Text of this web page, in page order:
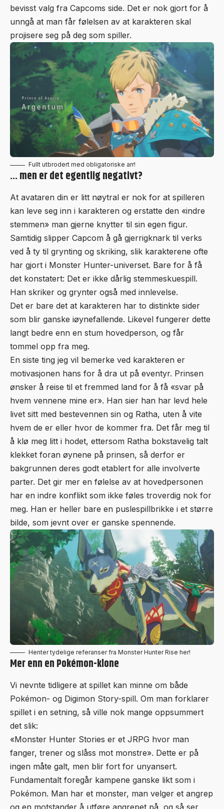
bevisst valg fra Capcoms side. Det er nok gjort for å
unngå at man får følelsen av at karakteren skal
projisere seg på deg som spiller.
Fullt utbrodert med obligatoriske arr!
… men er det egentlig negativt?
At avataren din er litt nøytral er nok for at spilleren
kan leve seg inn i karakteren og erstatte den «indre
stemmen» man gjerne knytter til sin egen figur.
Samtidig slipper Capcom å gå gjerrigknark til verks
ved å ty til grynting og skriking, slik karakterene ofte
har gjort i Monster Hunter-universet. Bare for å få
det konstatert: Det er ikke dårlig stemmeskuespill.
Han skriker og grynter også med innlevelse.
Det er bare det at karakteren har to distinkte sider
som blir ganske iøynefallende. Likevel fungerer dette
langt bedre enn en stum hovedperson, og får
tommel opp fra meg.
En siste ting jeg vil bemerke ved karakteren er
motivasjonen hans for å dra ut på eventyr. Prinsen
ønsker å reise til et fremmed land for å få «svar på
hvem vennene mine er». Han sier han har levd hele
livet sitt med bestevennen sin og Ratha, uten å vite
hvem de er eller hvor de kommer fra. Det får meg til
å klø meg litt i hodet, ettersom Ratha bokstavelig talt
klekket foran øynene på prinsen, så derfor er
bakgrunnen deres godt etablert for alle involverte
parter. Det gir mer en følelse av at hovedpersonen
har en indre konflikt som ikke føles troverdig nok for
meg. Han er heller bare en puslespillbrikke i et større
bilde, som jevnt over er ganske spennende.
Henter tydelige referanser fra Monster Hunter Rise her!
Mer enn en Pokémon-klone
Vi nevnte tidligere at spillet kan minne om både
Pokémon- og Digimon Story-spill. Om man forklarer
spillet i en setning, så ville nok mange oppsummert
det slik:
«Monster Hunter Stories er et JRPG hvor man
fanger, trener og slåss mot monstre». Dette er på
ingen måte galt, men blir fort for unyansert.
Fundamentalt foregår kampene ganske likt som i
Pokémon. Man har et monster, man velger et angrep